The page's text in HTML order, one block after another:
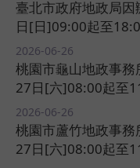
臺北市政府地政局
日[日]09:00起至
便，尚祈見諒。​​
2026-06-26 ​
桃園市龜山地政事
27日[六]08:00起至
電子謄本申領服務。
2026-06-26 ​
桃園市蘆竹地政事
27日[六]08:00起至